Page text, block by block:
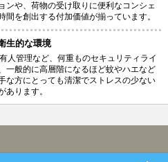
ンや、荷物の受け取りに便利なコンシェ
間を創出する付加価値が揃っています。
生的な環境
人管理など、何重ものセキュリティライ
一般的に高層階になるほど蚊やハエなど
な方にとっても清潔でストレスの少ない
あります。